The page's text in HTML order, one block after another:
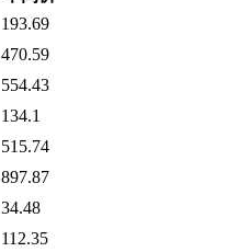
193.69
470.59
554.43
134.1
515.74
897.87
34.48
112.35